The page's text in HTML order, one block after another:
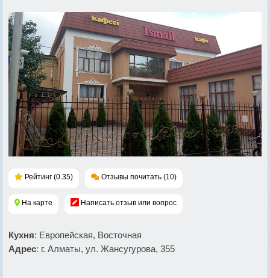
Рейтинг (0.35) Отзывы почитать (10)
На карте Написать отзыв или вопрос
Кухня: Европейская, Восточная
Адрес: г. Алматы, ул. Жансугурова, 355